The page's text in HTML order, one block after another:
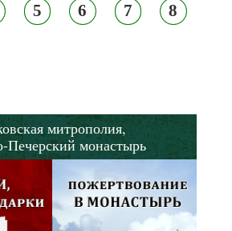
5 6 7 8
митрополия,
Печерский монастырь